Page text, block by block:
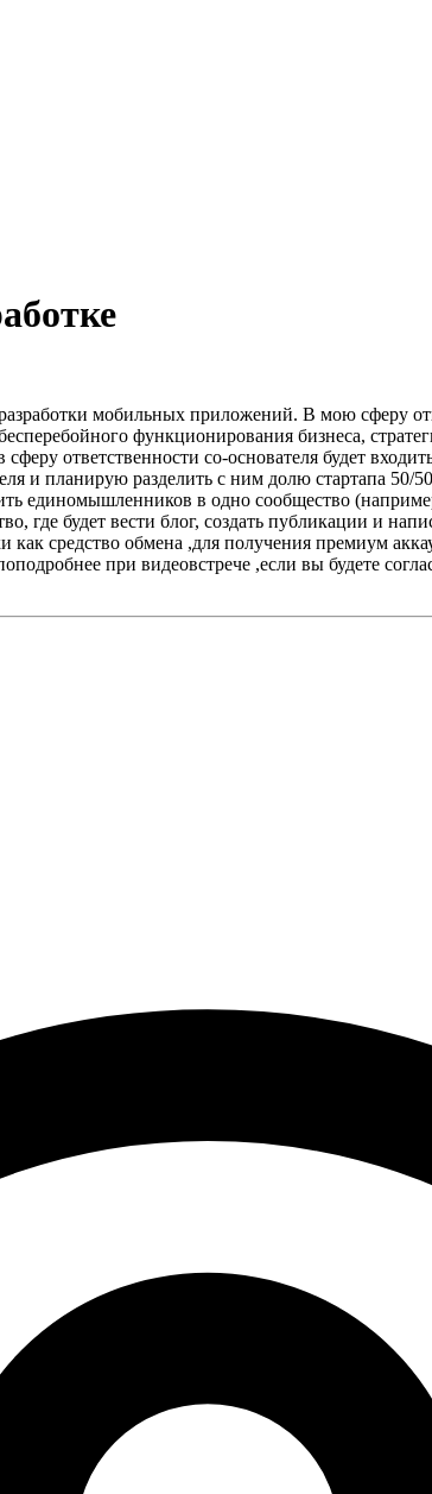
мобильных приложений. В мою сферу
функционирования бизнеса,
ответственности со-основателя будет
и планирую разделить с ним долю стартапа 50/
единомышленников в одно сообщество
где будет вести блог, создать публикации и
как средство обмена ,для получения премиум
при видеовстрече ,если вы будете